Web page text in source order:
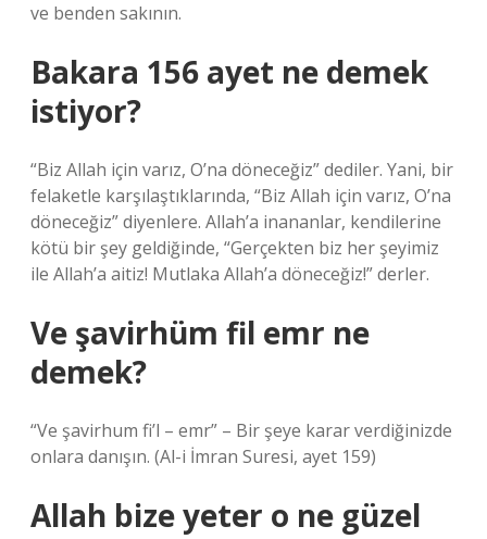
ve benden sakının.
Bakara 156 ayet ne demek
istiyor?
“Biz Allah için varız, O’na döneceğiz” dediler. Yani, bir
felaketle karşılaştıklarında, “Biz Allah için varız, O’na
döneceğiz” diyenlere. Allah’a inananlar, kendilerine
kötü bir şey geldiğinde, “Gerçekten biz her şeyimiz
ile Allah’a aitiz! Mutlaka Allah’a döneceğiz!” derler.
Ve şavirhüm fil emr ne
demek?
“Ve şavirhum fi’l – emr” – Bir şeye karar verdiğinizde
onlara danışın. (Al-i İmran Suresi, ayet 159)
Allah bize yeter o ne güzel